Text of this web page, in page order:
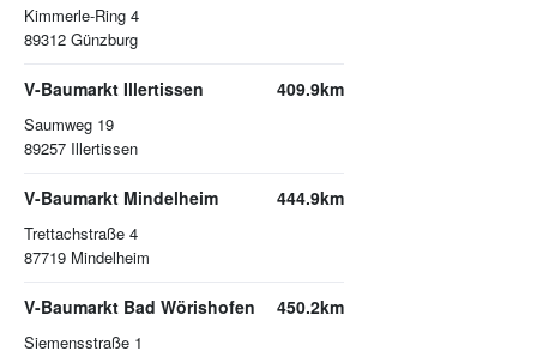
Kimmerle-Ring 4
89312 Günzburg
V-Baumarkt Illertissen
Saumweg 19
89257 Illertissen
409.9km
V-Baumarkt Mindelheim
Trettachstraße 4
87719 Mindelheim
444.9km
V-Baumarkt Bad Wörishofen
Siemensstraße 1
450.2km